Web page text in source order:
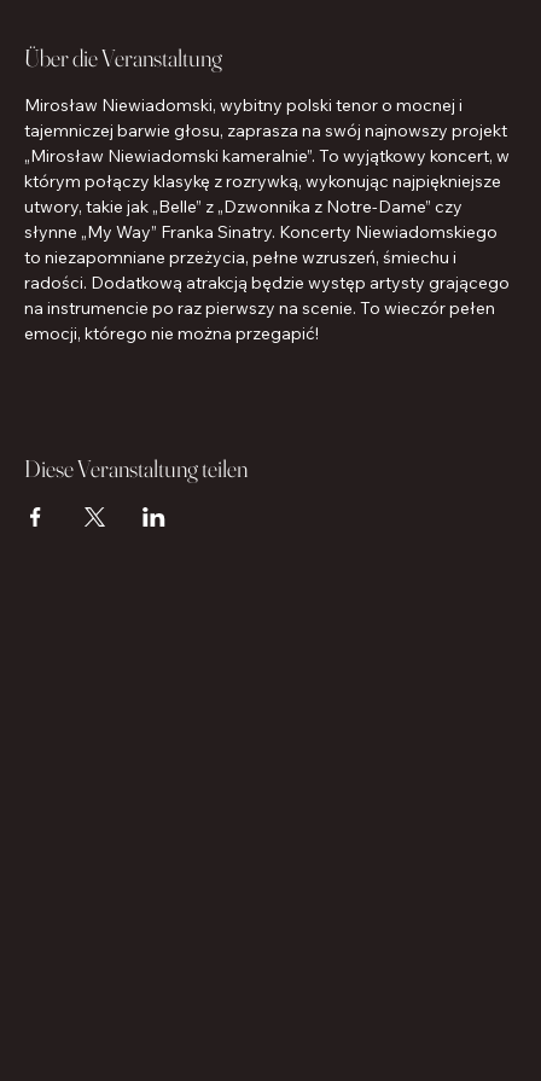
Über die Veranstaltung
Mirosław Niewiadomski, wybitny polski tenor o mocnej i
tajemniczej barwie głosu, zaprasza na swój najnowszy projekt
„Mirosław Niewiadomski kameralnie”. To wyjątkowy koncert, w
którym połączy klasykę z rozrywką, wykonując najpiękniejsze
utwory, takie jak „Belle” z „Dzwonnika z Notre-Dame” czy
słynne „My Way” Franka Sinatry. Koncerty Niewiadomskiego
to niezapomniane przeżycia, pełne wzruszeń, śmiechu i
radości. Dodatkową atrakcją będzie występ artysty grającego
na instrumencie po raz pierwszy na scenie. To wieczór pełen
emocji, którego nie można przegapić!
Diese Veranstaltung teilen